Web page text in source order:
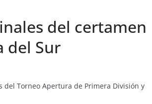
del certamen
del Sur
del Torneo Apertura de Primera División y